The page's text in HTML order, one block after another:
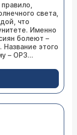
света,
что
Именно
болеют –
этого
– ОРЗ...